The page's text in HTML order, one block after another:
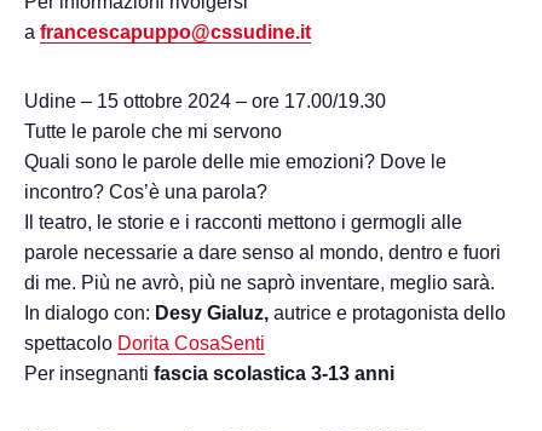
a francescapuppo@cssudine.it
Udine – 15 ottobre 2024 – ore 17.00/19.30
Tutte le parole che mi servono
Quali sono le parole delle mie emozioni? Dove le
incontro? Cos’è una parola?
Il teatro, le storie e i racconti mettono i germogli alle
parole necessarie a dare senso al mondo, dentro e fuori
di me. Più ne avrò, più ne saprò inventare, meglio sarà.
In dialogo con: Desy Gialuz, autrice e protagonista dello
spettacolo Dorita CosaSenti
Per insegnanti fascia scolastica 3-13 anni